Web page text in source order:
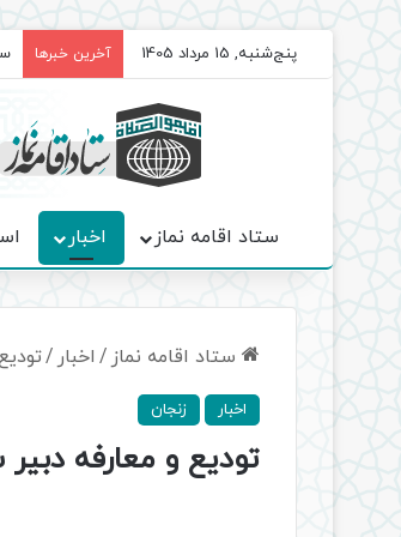
پنج‌شنبه, 15 مرداد 1405 آخرین خبرها
ستاد اقامه نماز اخبار
ستاد اقامه نماز / اخبار /
اخبار زنجان
تودیع و معارفه